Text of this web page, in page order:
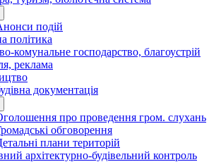
подій
політика
комунальне господарство, благоустрій
реклама
документація
про проведення гром. слухань
обговорення
плани територій
архітектурно-будівельний контроль